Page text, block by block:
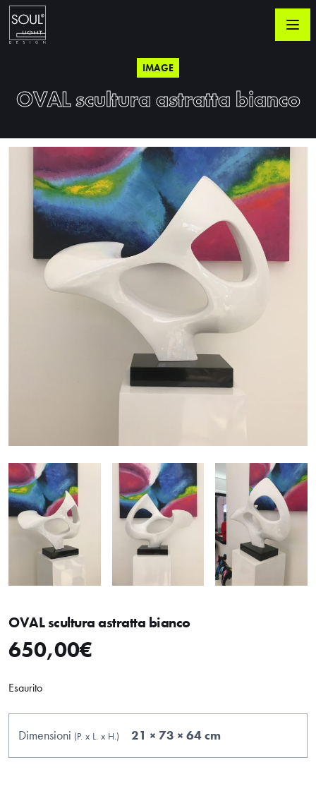
IMAGE
OVAL scultura astratta bianco
OVAL scultura astratta bianco
650,00€
Esaurito
Dimensioni (P. x L. x H.) 21 × 73 × 64 cm